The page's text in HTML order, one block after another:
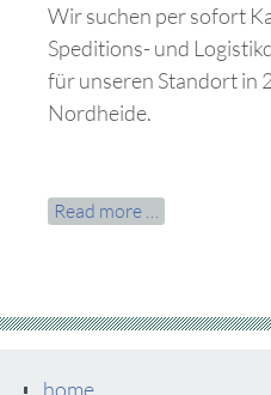
Wir suchen per sofort
Speditions- und
für unseren Standort in
Nordheide.
Read more …
Kaufmann/
home